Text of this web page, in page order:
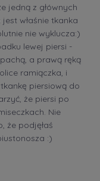
jedną z głównych
właśnie tkanka
nie wyklucza:)
lewej piersi -
a prawą ręką
ramiączka, i
piersiową do
że piersi po
Nie
że podjęłaś
:)